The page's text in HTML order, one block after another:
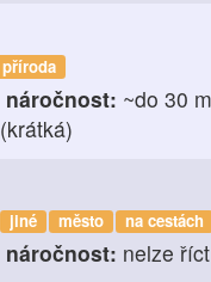
příroda
náročnost: ~do 30
(krátká)
jiné město na cestách
náročnost: nelze říct